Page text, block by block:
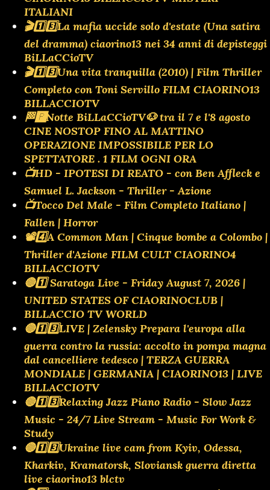
ITALIANI
🎬1️⃣3️⃣La mafia uccide solo d'estate (Una satira
del dramma) ciaorino13 nei 34 anni di depisteggi
BiLLaCCioTV
🎬1️⃣3️⃣Una vita tranquilla (2010) | Film Thriller
Completo con Toni Servillo FILM CIAORINO13
BILLACCIOTV
🏁🅿️Notte BiLLaCCioTV🐶 tra il 7 e l'8 agosto
CINE NOSTOP FINO AL MATTINO
OPERAZIONE IMPOSSIBILE PER LO
SPETTATORE . 1 FILM OGNI ORA
📺HD - IPOTESI DI REATO - con Ben Affleck e
Samuel L. Jackson - Thriller - Azione
📺Tocco Del Male - Film Completo Italiano |
Fallen | Horror
📽️4️⃣A Common Man | Cinque bombe a Colombo |
Thriller d'Azione FILM CULT CIAORINO4
BILLACCIOTV
🔴1️⃣ Saratoga Live - Friday August 7, 2026 |
UNITED STATES OF CIAORINOCLUB |
BILLACCIO TV WORLD
🔴1️⃣3️⃣LIVE | Zelensky Prepara l'europa alla
guerra contro la russia: accolto in pompa magna
dal cancelliere tedesco | TERZA GUERRA
MONDIALE | GERMANIA | CIAORINO13 | LIVE
BILLACCIOTV
🔴1️⃣3️⃣Relaxing Jazz Piano Radio - Slow Jazz
Music - 24/7 Live Stream - Music For Work &
Study
🔴1️⃣3️⃣Ukraine live cam from Kyiv, Odessa,
Kharkiv, Kramatorsk, Sloviansk guerra diretta
live ciaorino13 blctv